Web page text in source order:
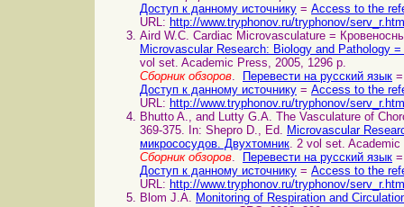
Доступ к данному источнику = Access to the
URL: http://www.tryphonov.ru/tryphonov/
Aird W.C. Cardiac Microvasculature =
Microvascular Research: Biology and Pathology
vol set. Academic Press, 2005, 1296 p.
Сборник обзоров. Перевести на русский язык =
Доступ к данному источнику = Access to the
URL: http://www.tryphonov.ru/tryphonov/
Bhutto A., and Lutty G.A. The Vasculature of
369-375. In: Shepro D., Ed. Microvascular
микрососудов. Двухтомник. 2 vol set.
Сборник обзоров. Перевести на русский язык =
Доступ к данному источнику = Access to the
URL: http://www.tryphonov.ru/tryphonov/
Blom J.A. Monitoring of Respiration and